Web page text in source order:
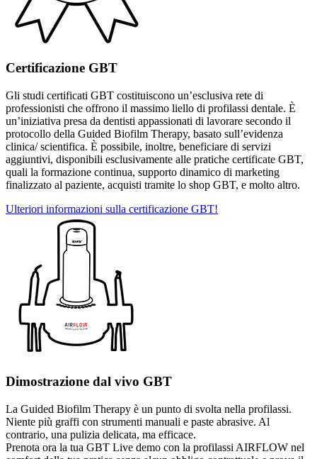
Certificazione GBT
Gli studi certificati GBT costituiscono un’esclusiva rete di
professionisti che offrono il massimo liello di profilassi dentale. È
un’iniziativa presa da dentisti appassionati di lavorare secondo il
protocollo della Guided Biofilm Therapy, basato sull’evidenza
clinica/ scientifica. È possibile, inoltre, beneficiare di servizi
aggiuntivi, disponibili esclusivamente alle pratiche certificate GBT,
quali la formazione continua, supporto dinamico di marketing
finalizzato al paziente, acquisti tramite lo shop GBT, e molto altro.
Ulteriori informazioni sulla certificazione GBT!
Dimostrazione dal vivo GBT
La Guided Biofilm Therapy è un punto di svolta nella profilassi.
Niente più graffi con strumenti manuali e paste abrasive. Al
contrario, una pulizia delicata, ma efficace.
Prenota ora la tua GBT Live demo con la profilassi AIRFLOW nel